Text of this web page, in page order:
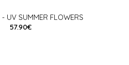
UV SUMMER FLOWERS
57.90€